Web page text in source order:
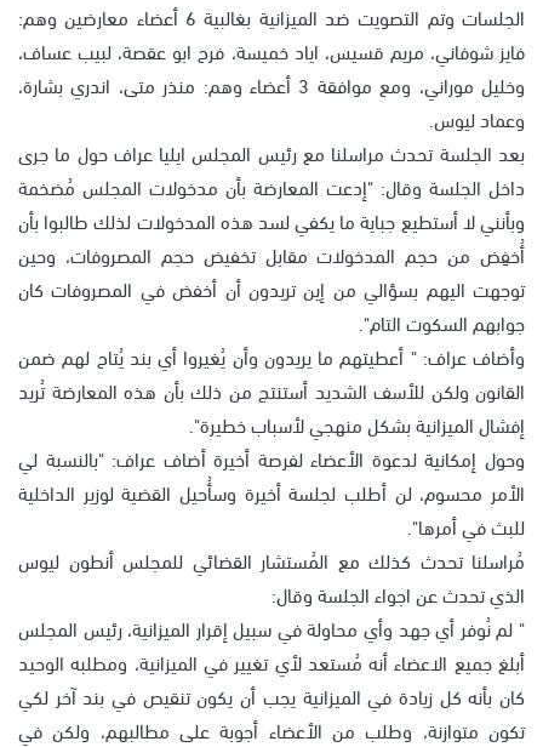
الجلسات وتم التصويت ضد الميزانية بغالبية 6 أعضاء معارضين وهم:
فايز شوفاني، مريم قسيس، اياد خميسة، فرح ابو عقصة، لبيب عساف،
وخليل موراني، ومع موافقة 3 أعضاء وهم: منذر متى، اندري بشارة،
وعماد ليوس.
بعد الجلسة تحدث مراسلنا مع رئيس المجلس ايليا عراف حول ما جرى
داخل الجلسة وقال: "إدعت المعارضة بأن مدخولات المجلس مُضخمة
وبأنني لا أستطيع جباية ما يكفي لسد هذه المدخولات لذلك طالبوا بأن
أُخفِض من حجم المدخولات مقابل تخفيض حجم المصروفات، وحين
توجهت اليهم بسؤالي من إين تريدون أن أخفض في المصروفات كان
جوابهم السكوت التام".
وأضاف عراف: " أعطيتهم ما يريدون وأن يُغيروا أي بند يُتاح لهم ضمن
القانون ولكن للأسف الشديد أستنتج من ذلك بأن هذه المعارضة تُريد
إفشال الميزانية بشكل منهجي لأسباب خطيرة".
وحول إمكانية لدعوة الأعضاء لفرصة أخيرة أضاف عراف: "بالنسبة لي
الأمر محسوم، لن أطلب لجلسة أخيرة وسأُحيل القضية لوزير الداخلية
للبث في أمرها".
مُراسلنا تحدث كذلك مع المُستشار القضائي للمجلس أنطون ليوس
الذي تحدث عن اجواء الجلسة وقال:
" لم نُوفر أي جهد وأي محاولة في سبيل إقرار الميزانية، رئيس المجلس
أبلغ جميع الاعضاء أنه مُستعد لأي تغيير في الميزانية، ومطلبه الوحيد
كان بأنه كل زيادة في الميزانية يجب أن يكون تنقيص في بند آخر لكي
تكون متوازنة، وطلب من الأعضاء أجوبة على مطالبهم، ولكن في